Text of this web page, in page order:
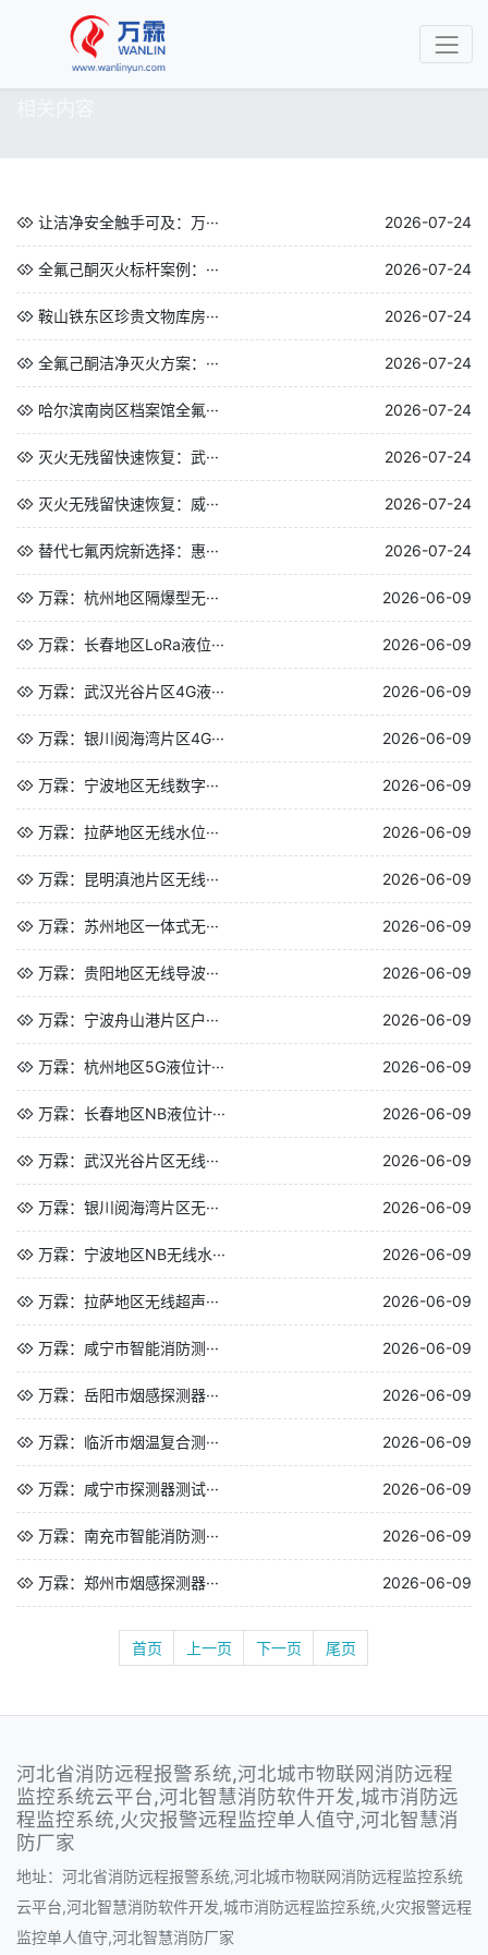
让洁净安全触手可及：万··· 2026-07-24
全氟己酮灭火标杆案例：··· 2026-07-24
鞍山铁东区珍贵文物库房··· 2026-07-24
全氟己酮洁净灭火方案：··· 2026-07-24
哈尔滨南岗区档案馆全氟··· 2026-07-24
灭火无残留快速恢复：武··· 2026-07-24
灭火无残留快速恢复：威··· 2026-07-24
替代七氟丙烷新选择：惠··· 2026-07-24
万霖：杭州地区隔爆型无··· 2026-06-09
万霖：长春地区LoRa液位··· 2026-06-09
万霖：武汉光谷片区4G液··· 2026-06-09
万霖：银川阅海湾片区4G··· 2026-06-09
万霖：宁波地区无线数字··· 2026-06-09
万霖：拉萨地区无线水位··· 2026-06-09
万霖：昆明滇池片区无线··· 2026-06-09
万霖：苏州地区一体式无··· 2026-06-09
万霖：贵阳地区无线导波··· 2026-06-09
万霖：宁波舟山港片区户··· 2026-06-09
万霖：杭州地区5G液位计··· 2026-06-09
万霖：长春地区NB液位计··· 2026-06-09
万霖：武汉光谷片区无线··· 2026-06-09
万霖：银川阅海湾片区无··· 2026-06-09
万霖：宁波地区NB无线水··· 2026-06-09
万霖：拉萨地区无线超声··· 2026-06-09
万霖：咸宁市智能消防测··· 2026-06-09
万霖：岳阳市烟感探测器··· 2026-06-09
万霖：临沂市烟温复合测··· 2026-06-09
万霖：咸宁市探测器测试··· 2026-06-09
万霖：南充市智能消防测··· 2026-06-09
万霖：郑州市烟感探测器··· 2026-06-09
首页 上一页 下一页 尾页
河北省消防远程报警系统,河北城市物联网消防远程
监控系统云平台,河北智慧消防软件开发,城市消防远
程监控系统,火灾报警远程监控单人值守,河北智慧消
防厂家
地址：河北省消防远程报警系统,河北城市物联网消防远程监控系统
云平台,河北智慧消防软件开发,城市消防远程监控系统,火灾报警远程
监控单人值守,河北智慧消防厂家